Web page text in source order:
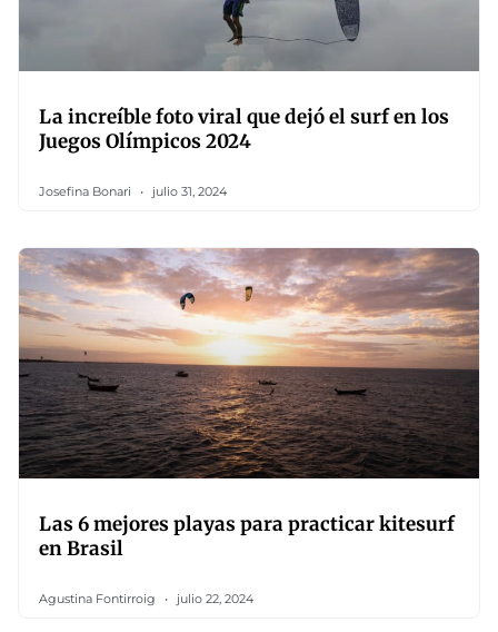
La increíble foto viral que dejó el surf en los
Juegos Olímpicos 2024
Josefina Bonari julio 31, 2024
Las 6 mejores playas para practicar kitesurf
en Brasil
Agustina Fontirroig julio 22, 2024